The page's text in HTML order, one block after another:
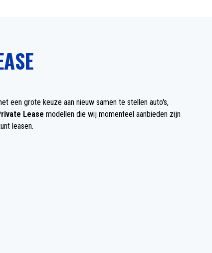
een grote keuze aan nieuw samen te stellen auto's,
Lease modellen die wij momenteel aanbieden zijn
leasen.